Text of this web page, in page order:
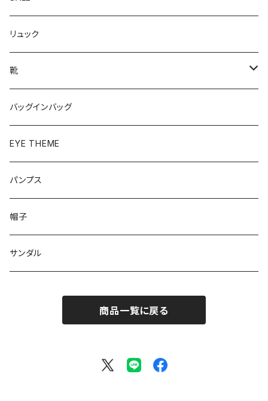
リュック
靴
パンプス
ベーシック
ローファー
ブーツ
バッグインバッグ
EYE THEME
パンプス
帽子
サンダル
商品一覧に戻る